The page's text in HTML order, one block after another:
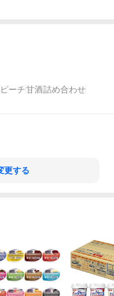
ピーチ甘酒詰め合わせ
更する